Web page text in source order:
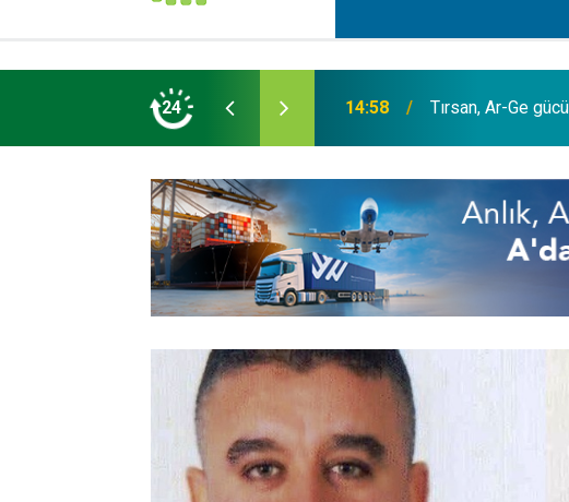
24
liginin ilk 3'ü arasında 14:19 MAXUS modelleri